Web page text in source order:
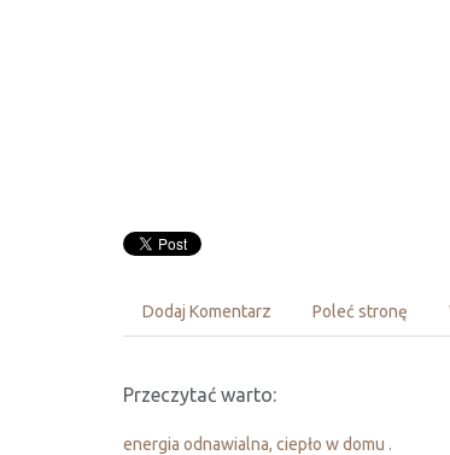
Dodaj Komentarz Poleć stronę
Przeczytać warto:
energia odnawialna, ciepło w domu .